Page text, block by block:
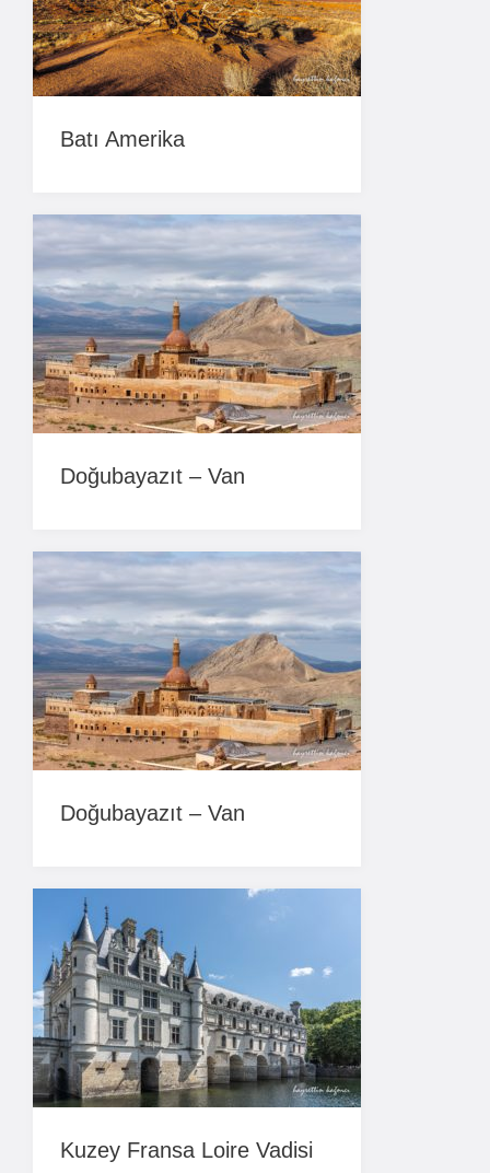
Batı Amerika
Doğubayazıt – Van
Doğubayazıt – Van
Kuzey Fransa Loire Vadisi